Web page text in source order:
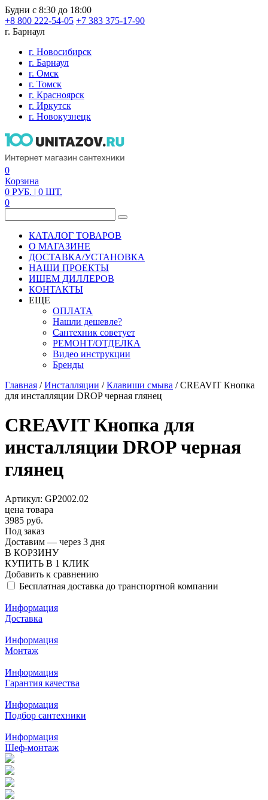
Будни с 8:30 до 18:00
+8 800 222-54-05 +7 383 375-17-90
г. Барнаул
г. Новосибирск
г. Барнаул
г. Омск
г. Томск
г. Красноярск
г. Иркутск
г. Новокузнецк
0
Корзина
0 РУБ. | 0 ШТ.
0
КАТАЛОГ ТОВАРОВ
О МАГАЗИНЕ
ДОСТАВКА/УСТАНОВКА
НАШИ ПРОЕКТЫ
ИЩЕМ ДИЛЛЕРОВ
КОНТАКТЫ
ЕЩЕ
ОПЛАТА
Нашли дешевле?
Сантехник советует
РЕМОНТ/ОТДЕЛКА
Видео инструкции
Бренды
Главная /Инсталляции /Клавиши смыва /CREAVIT Кнопка
для инсталляции DROP черная глянец
CREAVIT Кнопка для
инсталляции DROP черная
глянец
Артикул: GP2002.02
цена товара
3985 руб.
Под заказ
Доставим — через 3 дня
В КОРЗИНУ
КУПИТЬ В 1 КЛИК
Добавить к сравнению
Бесплатная доставка до транспортной компании
Информация
Доставка
Информация
Монтаж
Информация
Гарантия качества
Информация
Подбор сантехники
Информация
Шеф-монтаж